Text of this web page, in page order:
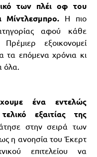
των πλέι οφ του
Μίντλεσμπρο. Η πιο
αφού κάθε
εξοικονομεί
τα επόμενα χρόνια κι
όλα.
ένα εντελώς
εξαιτίας της
στην σειρά των
η ανοησία του Έκερτ
επιτελείου να